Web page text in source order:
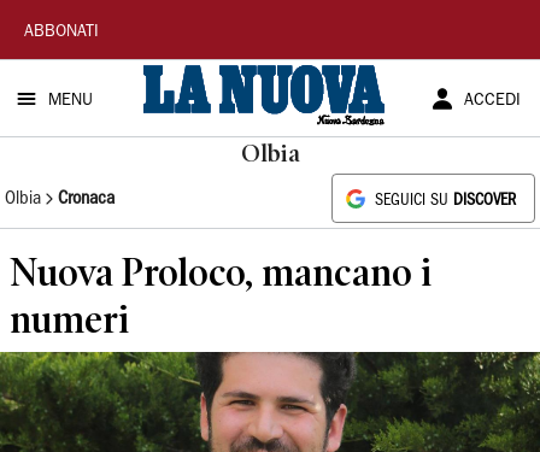
La
Nuova
Sardegna
ABBONATI
MENU ACCEDI
Olbia
Olbia Cronaca SEGUICI SU DISCOVER
Nuova Proloco, mancano i
numeri